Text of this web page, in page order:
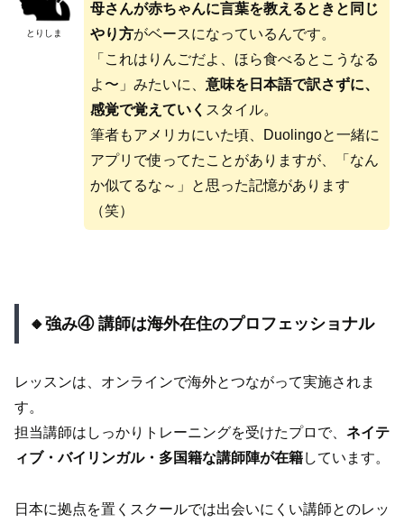
とりしま
母さんが赤ちゃんに言葉を教えるときと同じ
やり方がベースになっているんです。
「これはりんごだよ、ほら食べるとこうなる
よ〜」みたいに、 意味を日本語で訳さずに、
感覚で覚えていく スタイル。
筆者もアメリカにいた頃、Duolingoと一緒に
アプリで使ってたことがありますが、「なん
か似てるな～」と思った記憶があります
（笑）
🔸強み④ 講師は海外在住のプロフェッショナル
レッスンは、オンラインで海外とつながって実施されま
す。
担当講師はしっかりトレーニングを受けたプロで、 ネイテ
ィブ・バイリンガル・多国籍な講師陣が在籍しています。
日本に拠点を置くスクールでは出会いにくい講師とのレッ